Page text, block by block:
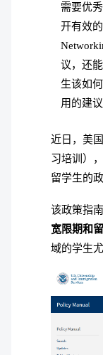
需要优
开有效
议，还
生该如
用的建
近日，美
习培训）
留学生的
该政策指
宽限期和
域的学生